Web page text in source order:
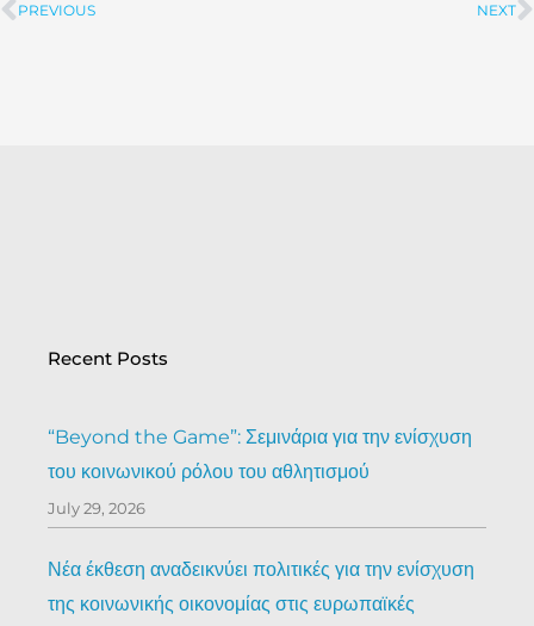
Prev
PREVIOUS NEXT
Recent Posts
“Beyond the Game”: Σεμινάρια για την ενίσχυση
του κοινωνικού ρόλου του αθλητισμού
July 29, 2026
Νέα έκθεση αναδεικνύει πολιτικές για την ενίσχυση
της κοινωνικής οικονομίας στις ευρωπαϊκές